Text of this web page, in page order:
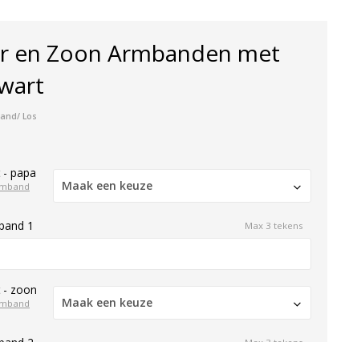
en Zoon Armbanden met
Los
papa
Maak een keuze
1 Max 3 tekens
- zoon
Maak een keuze